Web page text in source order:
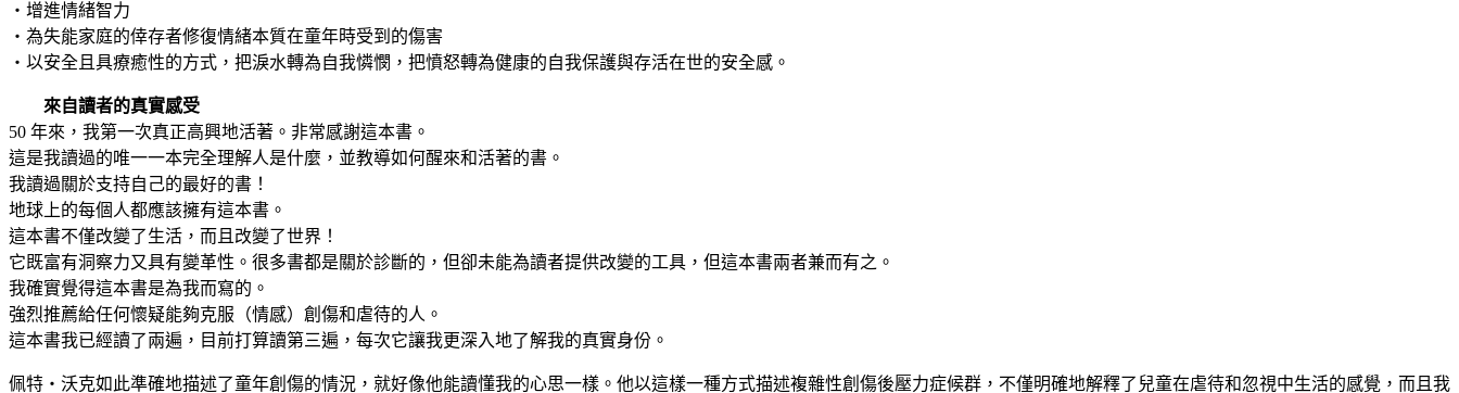
‧增進情緒智力
‧為失能家庭的倖存者修復情緒本質在童年時受到的傷害
‧以安全且具療癒性的方式，把淚水轉為自我憐憫，把憤怒轉為健康的自我保護與存活在世的安全感。
來自讀者的真實感受
50 年來，我第一次真正高興地活著。非常感謝這本書。
這是我讀過的唯一一本完全理解人是什麼，並教導如何醒來和活著的書。
我讀過關於支持自己的最好的書！
地球上的每個人都應該擁有這本書。
這本書不僅改變了生活，而且改變了世界！
它既富有洞察力又具有變革性。很多書都是關於診斷的，但卻未能為讀者提供改變的工具，但這本書兩者兼而有之。
我確實覺得這本書是為我而寫的。
強烈推薦給任何懷疑能夠克服（情感）創傷和虐待的人。
這本書我已經讀了兩遍，目前打算讀第三遍，每次它讓我更深入地了解我的真實身份。
佩特‧沃克如此準確地描述了童年創傷的情況，就好像他能讀懂我的心思一樣。他以這樣一種方式描述複雜性創傷後壓力症候群，不僅明確地解釋了兒童在虐待和忽視中生活的感覺，而且我